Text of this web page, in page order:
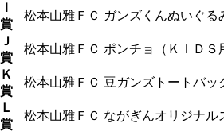
Ｉ
賞
松本山雅ＦＣ ガンズくんぬいぐる
Ｊ
賞
松本山雅ＦＣ ポンチョ（ＫＩＤＳ
Ｋ
賞
松本山雅ＦＣ 豆ガンズトートバッ
Ｌ
賞
松本山雅ＦＣ ながぎんオリジナル